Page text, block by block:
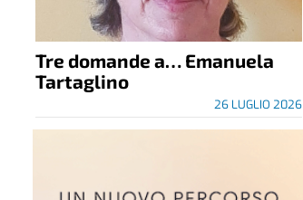
Tre domande a… Emanuela
Tartaglino
26 LUGLIO 2026